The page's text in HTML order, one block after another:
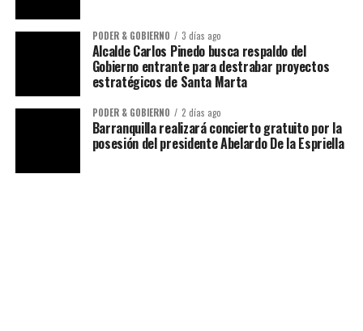
PODER & GOBIERNO 3 días ago
Alcalde Carlos Pinedo busca respaldo del
Gobierno entrante para destrabar proyectos
estratégicos de Santa Marta
PODER & GOBIERNO 2 días ago
Barranquilla realizará concierto gratuito por la
posesión del presidente Abelardo De la Espriella